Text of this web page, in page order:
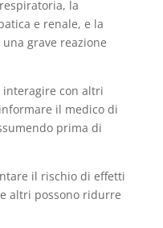
la
e renale, e la
grave reazione
interagire con altri
il medico di
prima di
il rischio di effetti
altri possono ridurre